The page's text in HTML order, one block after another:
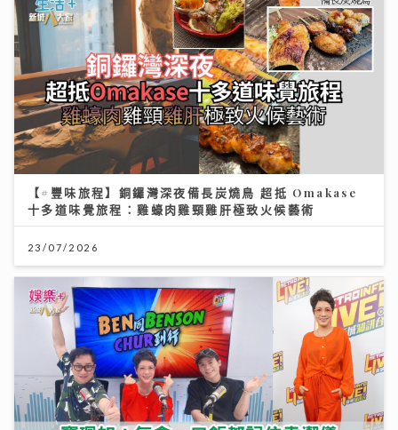
【#豐味旅程】銅鑼灣深夜備長炭燒鳥 超抵 Omakase
十多道味覺旅程：雞蠔肉雞頸雞肝極致火候藝術
23/07/2026